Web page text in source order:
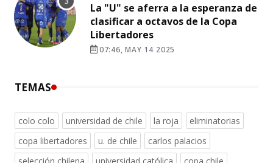
La "U" se aferra a la esperanza de
clasificar a octavos de la Copa
Libertadores
07:46, MAY 14 2025
TEMAS
colo colo universidad de chile la roja
eliminatorias
copa libertadores
u. de chile
carlos palacios